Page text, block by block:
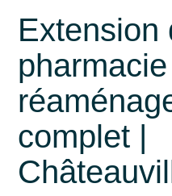
Extension
complet |